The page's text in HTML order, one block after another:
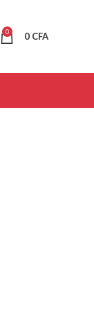
0 0 CFA